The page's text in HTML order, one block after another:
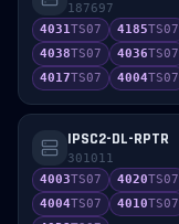
187697
4031TS07 4185TS07
4038TS07 4036TS07
4017TS07 4004TS07
IPSC2-DL-RPTR
301011
4003TS07 4020TS07
4004TS07 4010TS07